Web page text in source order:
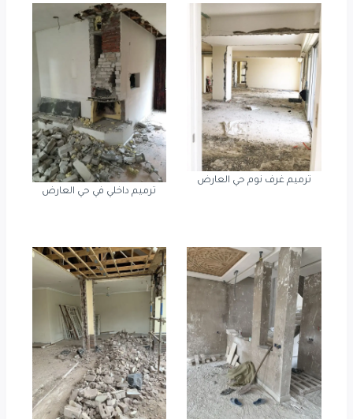
ترميم غرف نوم حي العارض
ترميم داخلي في حي العارض